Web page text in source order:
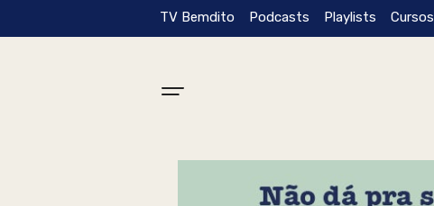
TV Bemdito Podcasts Playlists Cursos